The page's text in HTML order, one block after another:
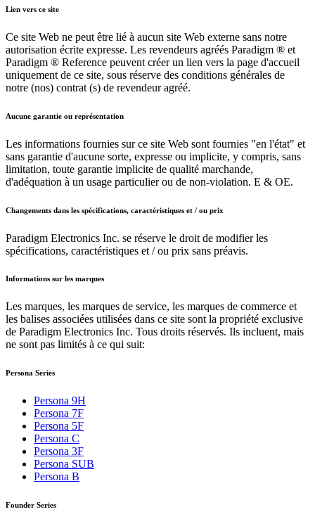
Lien vers ce site
Ce site Web ne peut être lié à aucun site Web externe sans notre
autorisation écrite expresse. Les revendeurs agréés Paradigm ® et
Paradigm ® Reference peuvent créer un lien vers la page d'accueil
uniquement de ce site, sous réserve des conditions générales de
notre (nos) contrat (s) de revendeur agréé.
Aucune garantie ou représentation
Les informations fournies sur ce site Web sont fournies "en l'état" et
sans garantie d'aucune sorte, expresse ou implicite, y compris, sans
limitation, toute garantie implicite de qualité marchande,
d'adéquation à un usage particulier ou de non-violation. E & OE.
Changements dans les spécifications, caractéristiques et / ou prix
Paradigm Electronics Inc. se réserve le droit de modifier les
spécifications, caractéristiques et / ou prix sans préavis.
Informations sur les marques
Les marques, les marques de service, les marques de commerce et
les balises associées utilisées dans ce site sont la propriété exclusive
de Paradigm Electronics Inc. Tous droits réservés. Ils incluent, mais
ne sont pas limités à ce qui suit:
Persona Series
Persona 9H
Persona 7F
Persona 5F
Persona C
Persona 3F
Persona SUB
Persona B
Founder Series